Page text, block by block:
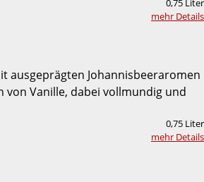
mehr Details
ausgeprägten Johannisbeeraromen
von Vanille, dabei vollmundig und
0,75 Liter
mehr Details